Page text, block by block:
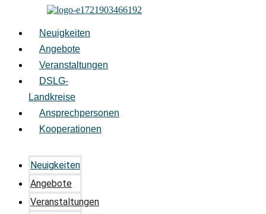
springen
Neuigkeiten
Angebote
Veranstaltungen
DSLG-
Landkreise
Ansprechpersonen
Kooperationen
Neuigkeiten
Angebote
Veranstaltungen